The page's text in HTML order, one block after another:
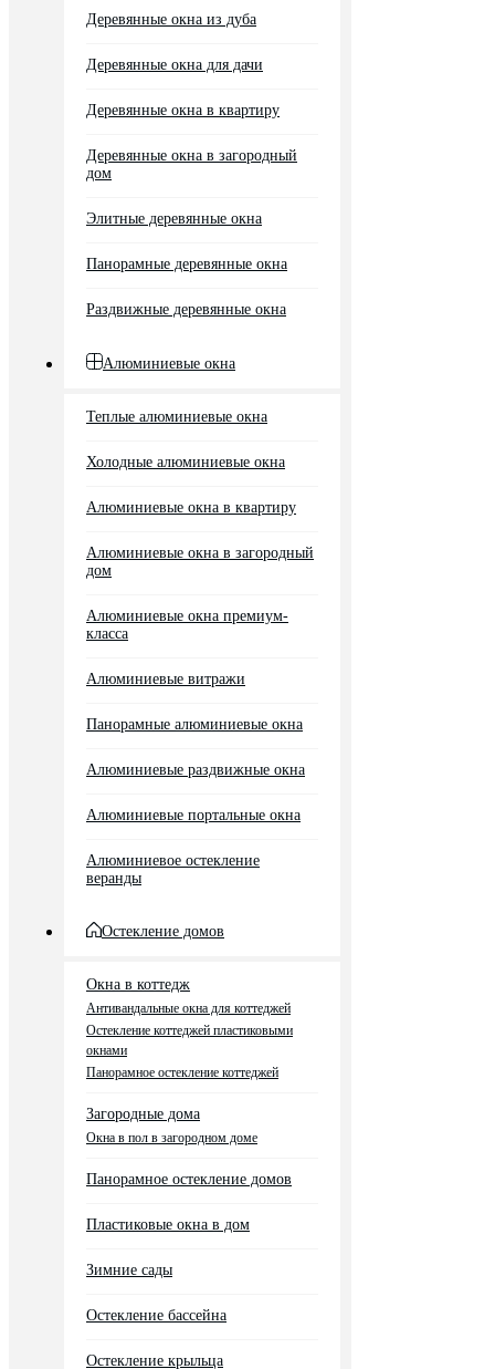
Деревянные окна из дуба
Деревянные окна для дачи
Деревянные окна в квартиру
Деревянные окна в загородный
дом
Элитные деревянные окна
Панорамные деревянные окна
Раздвижные деревянные окна
Алюминиевые окна
Теплые алюминиевые окна
Холодные алюминиевые окна
Алюминиевые окна в квартиру
Алюминиевые окна в загородный
дом
Алюминиевые окна премиум-
класса
Алюминиевые витражи
Панорамные алюминиевые окна
Алюминиевые раздвижные окна
Алюминиевые портальные окна
Алюминиевое остекление
веранды
Остекление домов
Окна в коттедж
Антивандальные окна для коттеджей
Остекление коттеджей пластиковыми
окнами
Панорамное остекление коттеджей
Загородные дома
Окна в пол в загородном доме
Панорамное остекление домов
Пластиковые окна в дом
Зимние сады
Остекление бассейна
Остекление крыльца